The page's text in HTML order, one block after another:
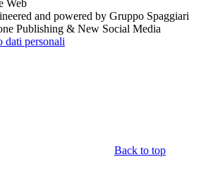
and powered by Gruppo Spaggiari
Publishing & New Social Media
dati personali
Back to top